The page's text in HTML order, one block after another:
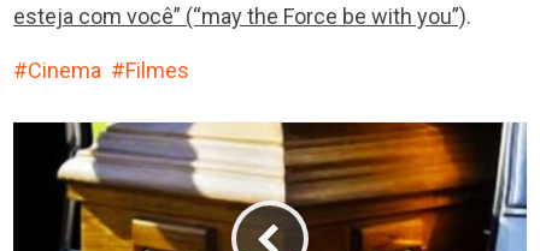
esteja com você” (“may the Force be with you”).
Cinema Filmes